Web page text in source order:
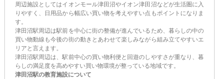
周辺施設としてはイオンモール津田沼やイオン津田沼などが生活圏に入
りやすく、日用品から幅広い買い物を考えやすい点もポイントになりま
す。
津田沼駅周辺は駅前を中心に街の整備が進んでいるため、暮らしの中の
買い物動線も今後の街の動きとあわせて楽しみながら組み立てやすいエ
リアと言えます。
津田沼駅周辺は、駅前中心の買い物利便と回遊のしやすさが重なり、暮
らしの満足度を高めやすい買い物環境が整っている地域です。
津田沼駅の教育施設について